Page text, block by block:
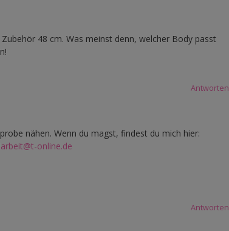
48 cm. Was meinst denn, welcher Body passt
Antworten
nähen. Wenn du magst, findest du mich hier:
online.de
Antworten